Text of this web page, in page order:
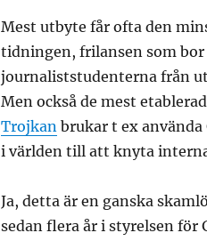
Mest utbyte får ofta den
tidningen, frilansen som
journaliststudenterna från
Men också de mest
Trojkanbrukar t ex använda
i världen till att knyta
Ja, detta är en ganska
sedan flera år i styrelsen för